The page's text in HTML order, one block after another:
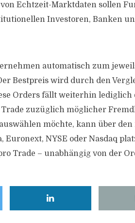
Echtzeit-Marktdaten sollen
Investoren, Banken
automatisch zum
Bestpreis wird durch den
Orders fällt weiterhin lediglich
zuzüglich möglicher
möchte, kann über
NYSE oder Nasdaq
Trade – unabhängig von der